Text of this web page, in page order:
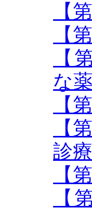
【
【
【
な
【
【
診
【
【